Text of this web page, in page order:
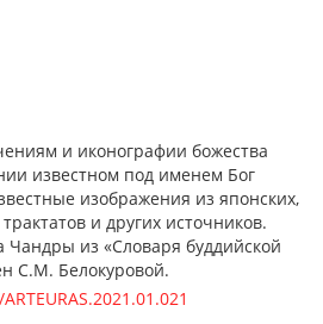
и иконографии божества
известном под именем Бог
изображения из японских,
и других источников.
Чандры из «Словаря буддийской
С.М. Белокуровой.